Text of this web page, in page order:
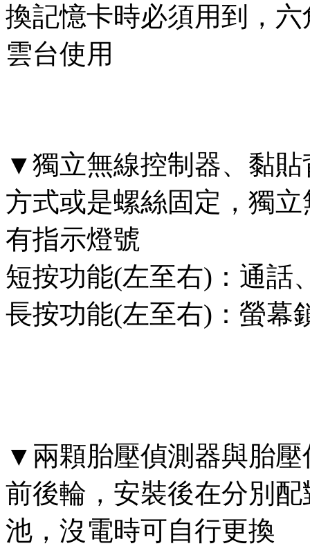
換記憶卡時必須用到，
雲台使用
▼獨立無線控制器、黏
方式或是螺絲固定，獨
有指示燈號
短按功能(左至右)：通話
長按功能(左至右)：螢幕
▼兩顆胎壓偵測器與胎
前後輪，安裝後在分別
池，沒電時可自行更換